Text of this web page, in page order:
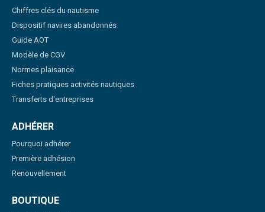
Chiffres clés du nautisme
Dispositif navires abandonnés
Guide AOT
Modèle de CGV
Normes plaisance
Fiches pratiques activités nautiques
Transferts d'entreprises
ADHÉRER
Pourquoi adhérer
Première adhésion
Renouvellement
BOUTIQUE